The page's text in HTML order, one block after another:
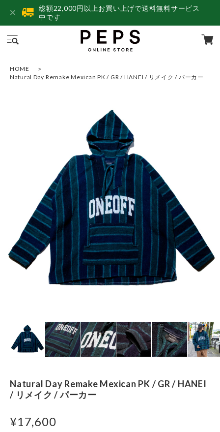
総額22,000円以上お買い上げで送料無料サービス
中です
HOME
Natural Day Remake Mexican PK / GR / HANEI / リメイク / パーカー
Natural Day Remake Mexican PK / GR / HANEI
/ リメイク / パーカー
¥17,600